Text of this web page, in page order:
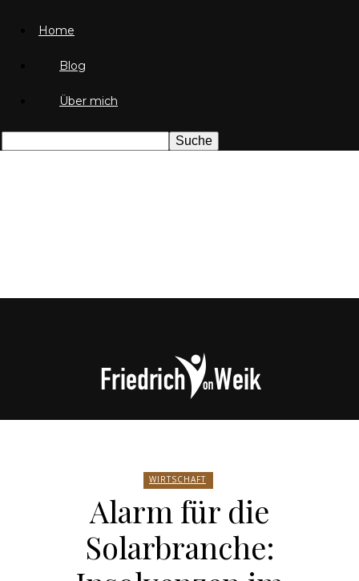
von
Home
Blog
Über mich
WIRTSCHAFT
Alarm für die
Solarbranche: